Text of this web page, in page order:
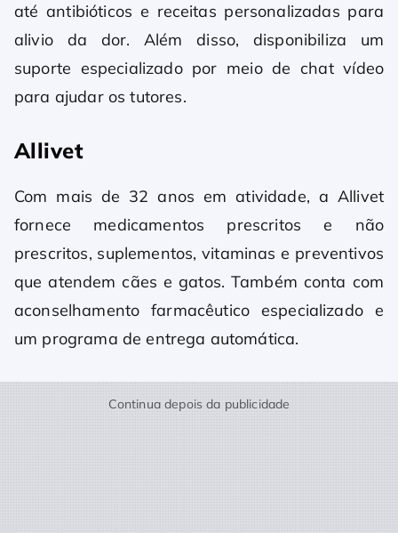
até antibióticos e receitas personalizadas para
alivio da dor. Além disso, disponibiliza um
suporte especializado por meio de chat vídeo
para ajudar os tutores.
Allivet
Com mais de 32 anos em atividade, a Allivet
fornece medicamentos prescritos e não
prescritos, suplementos, vitaminas e preventivos
que atendem cães e gatos. Também conta com
aconselhamento farmacêutico especializado e
um programa de entrega automática.
Continua depois da publicidade